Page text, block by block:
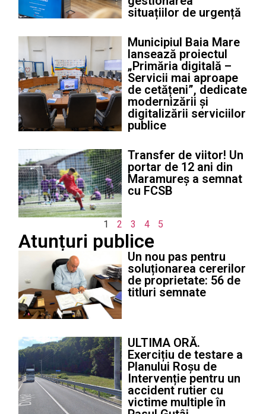
situațiilor de urgență
Municipiul Baia Mare
lansează proiectul
„Primăria digitală –
Servicii mai aproape
de cetățeni”, dedicate
modernizării și
digitalizării serviciilor
publice
Transfer de viitor! Un
portar de 12 ani din
Maramureș a semnat
cu FCSB
1 2 3 4 5
Atunțuri publice
Un nou pas pentru
soluționarea cererilor
de proprietate: 56 de
titluri semnate
ULTIMA ORĂ.
Exercițiu de testare a
Planului Roșu de
Intervenție pentru un
accident rutier cu
victime multiple în